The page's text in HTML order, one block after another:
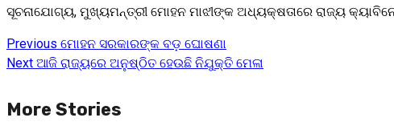
ସୂଚନାଯୋଗ୍ୟ, ମୁଖ୍ୟମନ୍ତ୍ରୀ ମୋହନ ମାଝୀଙ୍କ ଅଧ୍ୟକ୍ଷତାରେ ରାଜ୍ୟ
Continue
Reading
Previous ମୋହନ ସରକାରଙ୍କ ବଡ଼ ଘୋଷଣା
Next ଆଜି ରାଜ୍ୟରେ ଅନୁଷ୍ଠିତ ହେଉଛି ନିଯୁକ୍ତି ମେଳା
More Stories